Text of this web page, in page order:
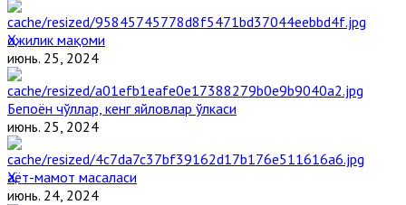
Ҳожилик мақоми
июнь. 25, 2024
Бепоён чўллар, кенг яйловлар ўлкаси
июнь. 25, 2024
Ҳаёт-мамот масаласи
июнь. 24, 2024